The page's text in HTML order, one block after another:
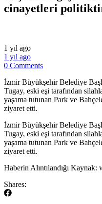
cinayetleri
1 yıl ago
1 yıl ago
0 Comments
İzmir Büyükşehir Belediye
Tugay, eski eşi tarafından
yaşama tutunan Park ve
ziyaret etti.
​İzmir Büyükşehir Belediye
Tugay, eski eşi tarafından
yaşama tutunan Park ve
ziyaret etti.
​Haberin Alıntılandığı
Shares: